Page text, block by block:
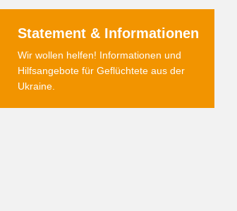
Statement & Informationen
Wir wollen helfen! Informationen und
Hilfsangebote für Geflüchtete aus der
Ukraine.